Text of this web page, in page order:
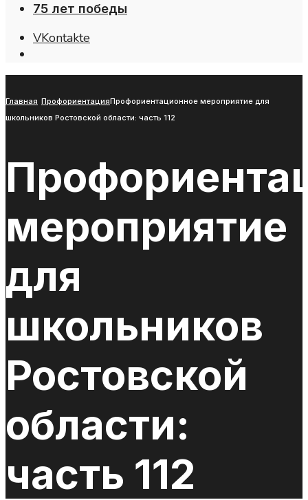
75 лет победы
VKontakte
Главная ПрофориентацияПрофориентационное мероприятие для
школьников Ростовской области: часть 112
мероприятие
для
школьников
Ростовской
области:
часть 112